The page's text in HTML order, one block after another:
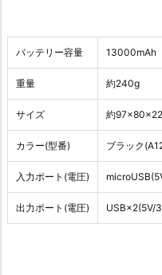
バッテリー容量 13000mAh
重量 約240g
サイズ 約
カラー(型番) ブラック
入力ポート(電圧)
出力ポート(電圧) USB×2(5V/